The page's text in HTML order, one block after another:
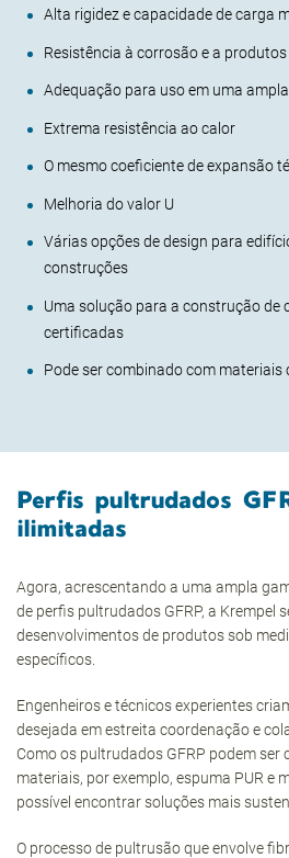
Alta rigidez e capacidade de carga
Resistência à corrosão e a
Adequação para uso em uma
Extrema resistência ao calor
O mesmo coeficiente de expansão
Melhoria do valor U
Várias opções de design para
construções
Uma solução para a construção de
certificadas
Pode ser combinado com materiais
Perfis pultrudados
ilimitadas
Agora, acrescentando a uma ampla
de perfis pultrudados GFRP, a Krempel
desenvolvimentos de produtos sob
específicos.
Engenheiros e técnicos experientes
desejada em estreita coordenação e
Como os pultrudados GFRP podem
materiais, por exemplo, espuma PUR e
possível encontrar soluções mais
O processo de pultrusão que envolve